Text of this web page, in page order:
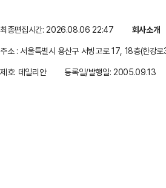
최종편집시간: 2026.08.06 22:47 회사소개
주소 : 서울특별시 용산구 서빙고로 17, 18층(한강
제호: 데일리안
등록일/발행일: 2005.09.13